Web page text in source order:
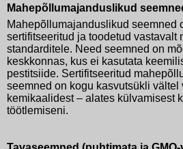
Mahepõllumajanduslikud
Mahepõllumajanduslikud seemned
sertifitseeritud ja toodetud vastavalt
standarditele. Need seemned on
keskkonnas, kus ei kasutata
pestitsiide. Sertifitseeritud
seemned on kogu kasvutsükli vältel
kemikaalidest – alates külvamisest
töötlemiseni.